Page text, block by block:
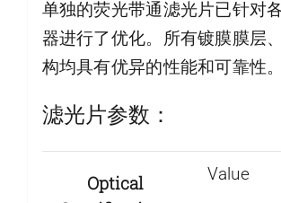
单独的荧光带通滤光片已针对
器进行了优化。所有镀膜膜层
构均具有优异的性能和可靠性。
滤光片参数：
Optical
Value